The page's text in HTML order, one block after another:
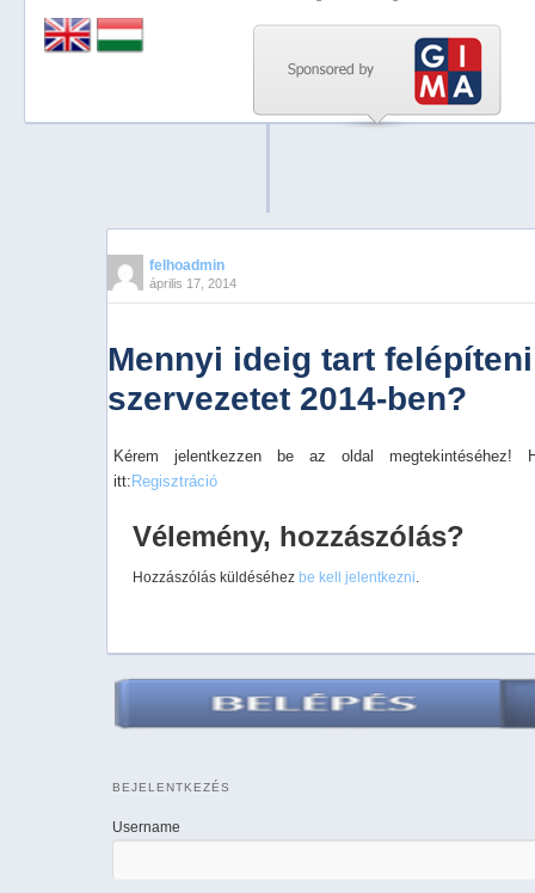
felhoadmin
április 17, 2014
Mennyi ideig tart
szervezetet 2014-ben?
Kérem jelentkezzen be az oldal megtekintéséhez!
itt: Regisztráció
Vélemény, hozzászólás?
Hozzászólás küldéséhez be kell jelentkezni.
BEJELENTKEZÉS
Username